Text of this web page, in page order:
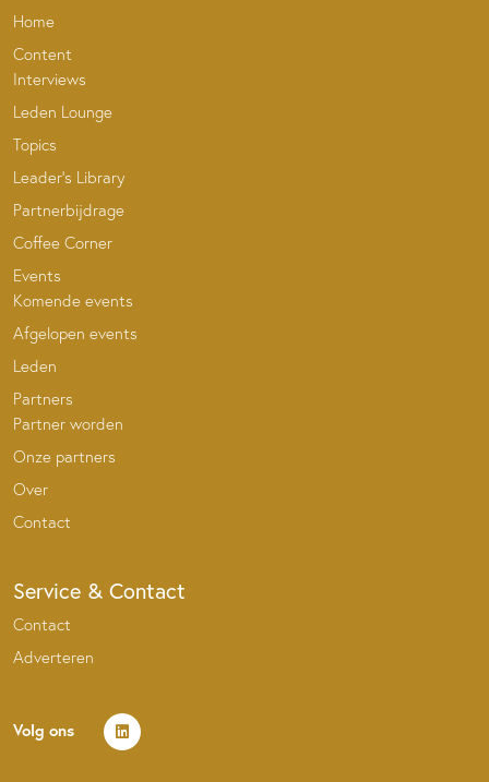
Home
Content
Interviews
Leden Lounge
Topics
Leader’s Library
Partnerbijdrage
Coffee Corner
Events
Komende events
Afgelopen events
Leden
Partners
Partner worden
Onze partners
Over
Contact
Service & Contact
Contact
Adverteren
Volg ons